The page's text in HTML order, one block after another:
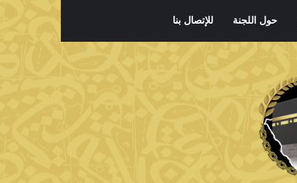
حول اللجنة للإتصال بنا